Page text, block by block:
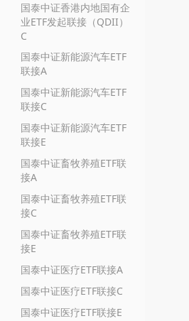
国泰中证香港内地国有企
业ETF发起联接（QDII）
C
国泰中证新能源汽车ETF
联接A
国泰中证新能源汽车ETF
联接C
国泰中证新能源汽车ETF
联接E
国泰中证畜牧养殖ETF联
接A
国泰中证畜牧养殖ETF联
接C
国泰中证畜牧养殖ETF联
接E
国泰中证医疗ETF联接A
国泰中证医疗ETF联接C
国泰中证医疗ETF联接E